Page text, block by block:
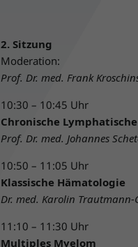
2. Sitzung
Moderation:
Prof. Dr. med. Frank
10:30 – 10:45 Uhr
Chronische
Prof. Dr. med. Johannes
10:50 – 11:05 Uhr
Klassische Hämatologie
Dr. med. Karolin Trautmann-
11:10 – 11:30 Uhr
Multiples Myelom